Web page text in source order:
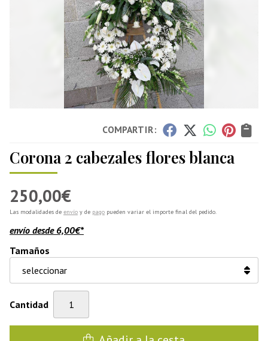
COMPARTIR:
Corona 2 cabezales flores blanca
250,00€
Las modalidades de envío y de pago pueden variar el importe final del pedido.
envío desde 6,00€*
Tamaños
Cantidad